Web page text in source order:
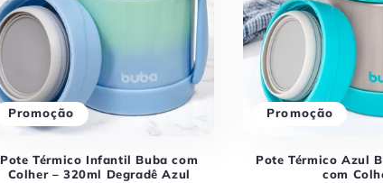
Promoção
Pote Térmico Infantil Buba com
Colher – 320ml Degradê Azul
Promoção
Pote Térmico Azul
com